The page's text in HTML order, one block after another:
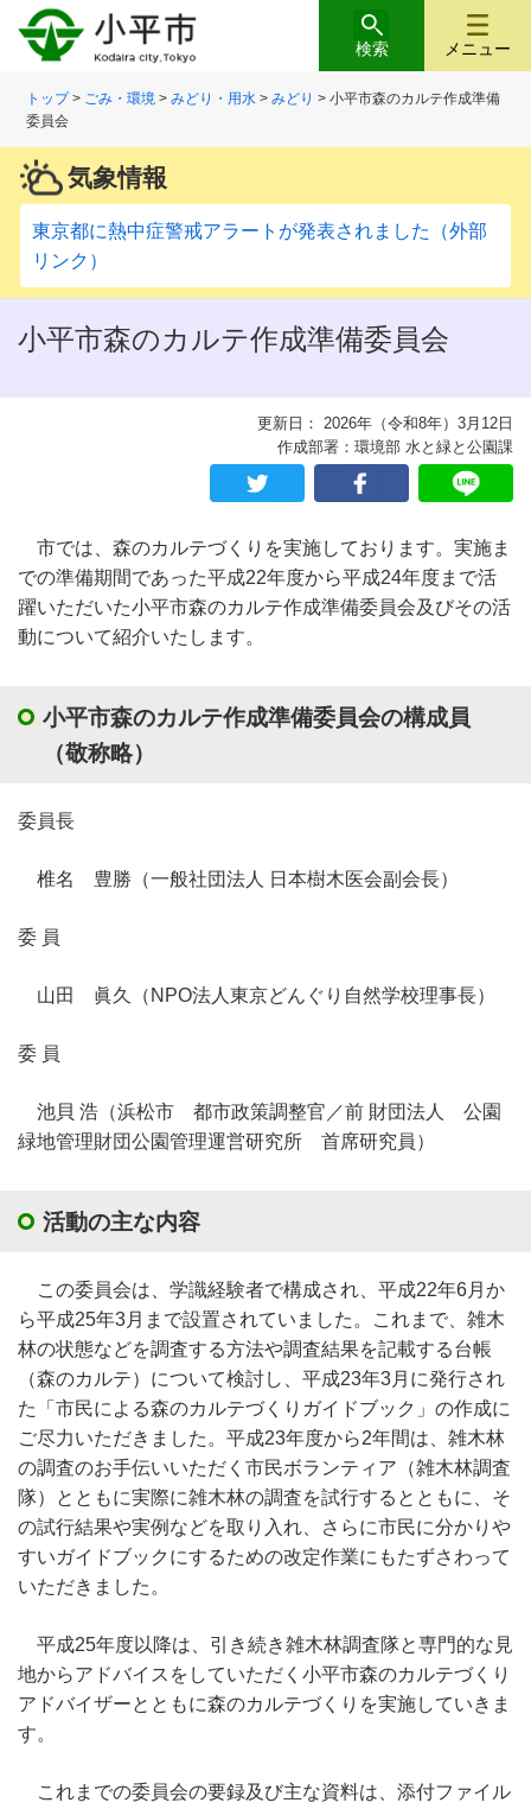
メニュー
検索
トップ> ごみ・環境 >みどり・用水 >みどり > 小平市森のカルテ作成準備
委員会
気象情報
東京都に熱中症警戒アラートが発表されました（外部
リンク）
小平市森のカルテ作成準備委員会
更新日： 2026年（令和8年）3月12日
作成部署：環境部 水と緑と公園課
市では、森のカルテづくりを実施しております。実施ま
での準備期間であった平成22年度から平成24年度まで活
躍いただいた小平市森のカルテ作成準備委員会及びその活
動について紹介いたします。
小平市森のカルテ作成準備委員会の構成員
（敬称略）
委員長
椎名 豊勝（一般社団法人 日本樹木医会副会長）
委 員
山田 眞久（NPO法人東京どんぐり自然学校理事長）
委 員
池貝 浩（浜松市 都市政策調整官／前 財団法人 公園
緑地管理財団公園管理運営研究所 首席研究員）
活動の主な内容
この委員会は、学識経験者で構成され、平成22年6月か
ら平成25年3月まで設置されていました。これまで、雑木
林の状態などを調査する方法や調査結果を記載する台帳
（森のカルテ）について検討し、平成23年3月に発行され
た「市民による森のカルテづくりガイドブック」の作成に
ご尽力いただきました。平成23年度から2年間は、雑木林
の調査のお手伝いいただく市民ボランティア（雑木林調査
隊）とともに実際に雑木林の調査を試行するとともに、そ
の試行結果や実例などを取り入れ、さらに市民に分かりや
すいガイドブックにするための改定作業にもたずさわって
いただきました。
平成25年度以降は、引き続き雑木林調査隊と専門的な見
地からアドバイスをしていただく小平市森のカルテづくり
アドバイザーとともに森のカルテづくりを実施していきま
す。
これまでの委員会の要録及び主な資料は、添付ファイル